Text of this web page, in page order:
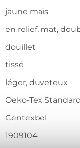
jaune maïs
en relief, mat,
douillet
tissé
léger, duveteux
Oeko-Tex
Centexbel
1909104